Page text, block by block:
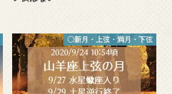
〇新月・上弦・満月・下弦